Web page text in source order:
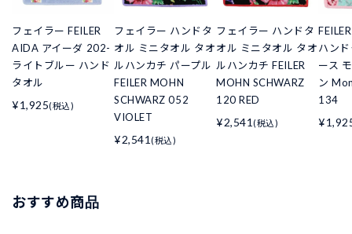
フェイラー FEILER
AIDA アイーダ 202-
ライトブルー ハンド
タオル
¥1,925(税込)
フェイラー ハンドタ
オル ミニタオル タオ
ルハンカチ パープル
FEILER MOHN
SCHWARZ 052
VIOLET
¥2,541 (税込)
フェイラー ハンドタ
オル ミニタオル タオ
ルハンカチ FEILER
MOHN SCHWARZ
120 RED
¥2,541 (税込)
ハン
ース
ン
134
おすすめ商品